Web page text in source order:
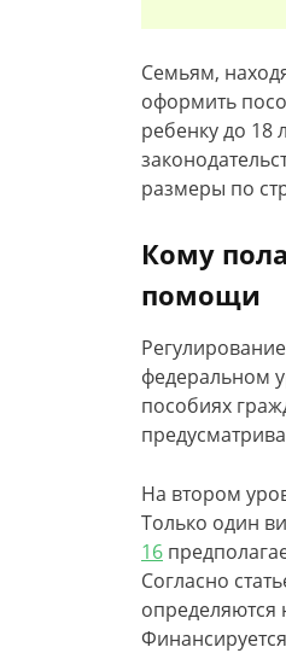
Семьям,
оформить
ребенку до 18
размеры по
Кому
помощи
федеральном
пособиях
На втором
Только один
16
Согласно
определяются